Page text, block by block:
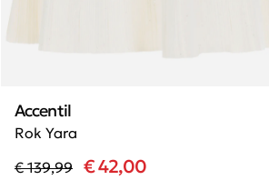
Rok Yara
Accentil
€ 139,99 € 42,00